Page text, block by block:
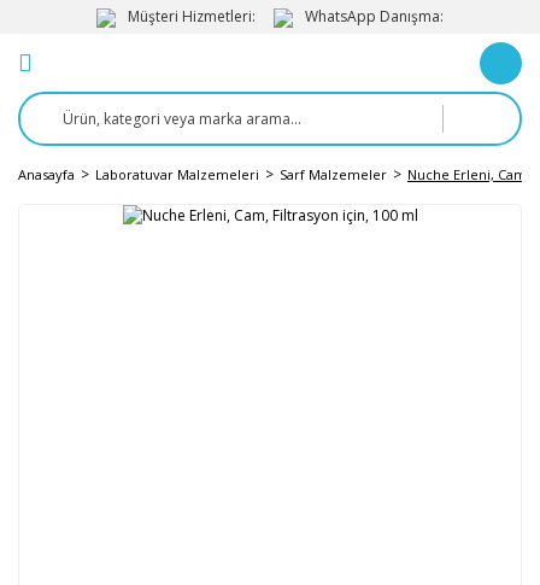
Müşteri Hizmetleri: WhatsApp Danışma:
Anasayfa Laboratuvar Malzemeleri Sarf Malzemeler Nuche Erleni, Cam,